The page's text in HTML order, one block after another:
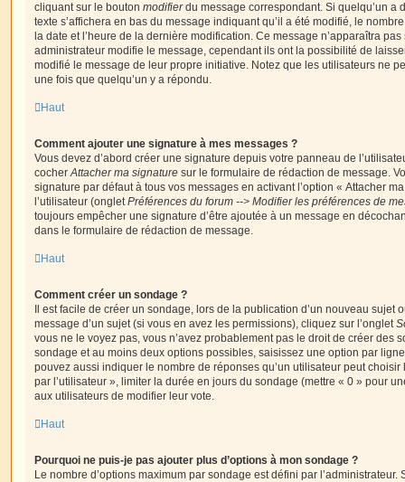
cliquant sur le bouton modifierdu message correspondant. Si quelqu’un a
texte s’affichera en bas du message indiquant qu’il a été modifié, le
la date et l’heure de la dernière modification. Ce message n’apparaîtra
administrateur modifie le message, cependant ils ont la possibilité de
modifié le message de leur propre initiative. Notez que les utilisateurs ne
une fois que quelqu’un y a répondu.
Haut
Comment ajouter une signature à mes messages ?
Vous devez d’abord créer une signature depuis votre panneau de
cocherAttacher ma signature sur le formulaire de rédaction de message.
signature par défaut à tous vos messages en activant l’option « Attacher
l’utilisateur (ongletPréférences du forum --> Modifier les préférences de
toujours empêcher une signature d’être ajoutée à un message en
dans le formulaire de rédaction de message.
Haut
Comment créer un sondage ?
Il est facile de créer un sondage, lors de la publication d’un nouveau sujet
message d’un sujet (si vous en avez les permissions), cliquez sur l’onglet
vous ne le voyez pas, vous n’avez probablement pas le droit de créer des
sondage et au moins deux options possibles, saisissez une option par
pouvez aussi indiquer le nombre de réponses qu’un utilisateur peut
par l’utilisateur », limiter la durée en jours du sondage (mettre « 0 » pour
aux utilisateurs de modifier leur vote.
Haut
Pourquoi ne puis-je pas ajouter plus d’options à mon sondage ?
Le nombre d’options maximum par sondage est défini par